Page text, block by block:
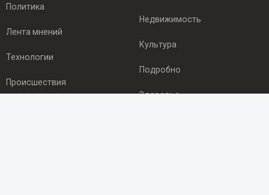
Политика
Лента мнений
Технологии
Происшествия
Недвижимость
Культура
Подробно
Здоровье